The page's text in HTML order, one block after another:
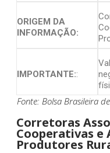
ORIGEM DA
INFORMAÇÃO:
IMPORTANTE::
Fonte: Bolsa Brasileira
Corretoras
Cooperativas e
Produtores